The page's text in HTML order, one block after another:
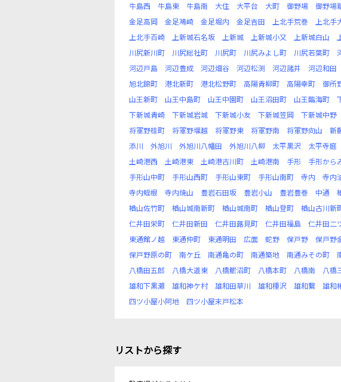
牛島西
牛島東 牛島南 大住 大平台 大町 御野場 御野場
金足高岡
金足鳰崎 金足堀内 金足吉田 上北手荒巻 上北手
上北手百崎
上新城石名坂 上新城 上新城小又 上新城白山
川尻新川町
川尻総社町 川尻町 川尻みよし町 川尻若葉町
河辺戸島
河辺豊成 河辺畑谷 河辺松渕 河辺諸井 河辺和田
旭北錦町
港北新町 港北松野町 高陽青柳町 高陽幸町 御所
山王新町
山王中島町 山王中園町 山王沼田町 山王臨海町
下新城青崎
下新城岩城 下新城小友 下新城笠岡 下新城中野
将軍野桂町
将軍野堰越 将軍野東 将軍野南 将軍野向山 新
添川
外旭川 外旭川八幡田 外旭川八柳 太平黒沢 太平寺庭
土崎港西
土崎港東 土崎港古川町 土崎港南 手形 手形から
手形山中町
手形山西町 手形山東町 手形山南町 寺内 寺内
寺内蛭根
寺内焼山 豊岩石田坂 豊岩小山 豊岩豊巻 中通
楢山佐竹町
楢山城南新町 楢山城南町 楢山登町 楢山古川新
仁井田栄町
仁井田新田 仁井田蕗見町 仁井田福島 仁井田二
東通館ノ越
東通仲町 東通明田 広面 蛇野 保戸野 保戸野
保戸野原の町
南ケ丘 南通亀の町 南通築地 南通みその町
八橋田五郎
八橋大道東 八橋鯲沼町 八橋本町 八橋南 八橋
雄和下黒瀬
雄和神ケ村 雄和田草川 雄和種沢 雄和繋 雄和
四ツ小屋小阿地
四ツ小屋末戸松本
リストから探す